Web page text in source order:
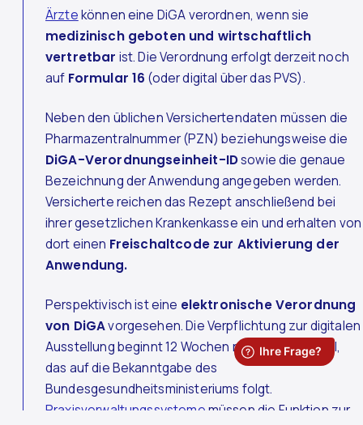
Ärztekönnen eine DiGA verordnen, wenn sie
medizinisch geboten und wirtschaftlich
vertretbar ist. Die Verordnung erfolgt derzeit noch
auf Formular 16 (oder digital über das PVS).
Neben den üblichen Versichertendaten müssen die
Pharmazentralnummer (PZN) beziehungsweise die
DiGA-Verordnungseinheit-IDsowie die genaue
Bezeichnung der Anwendung angegeben werden.
Versicherte reichen das Rezept anschließend bei
ihrer gesetzlichen Krankenkasse ein und erhalten von
dort einen Freischaltcode zur Aktivierung der
Anwendung.
Perspektivisch ist eine elektronische Verordnung
von DiGAvorgesehen. Die Verpflichtung zur digitalen
Ausstellung beginnt 12 Wochen nach dem Quartal,
das auf die Bekanntgabe des
Bundesgesundheitsministeriums folgt.
Praxisverwaltungssystememüssen die Funktion zur